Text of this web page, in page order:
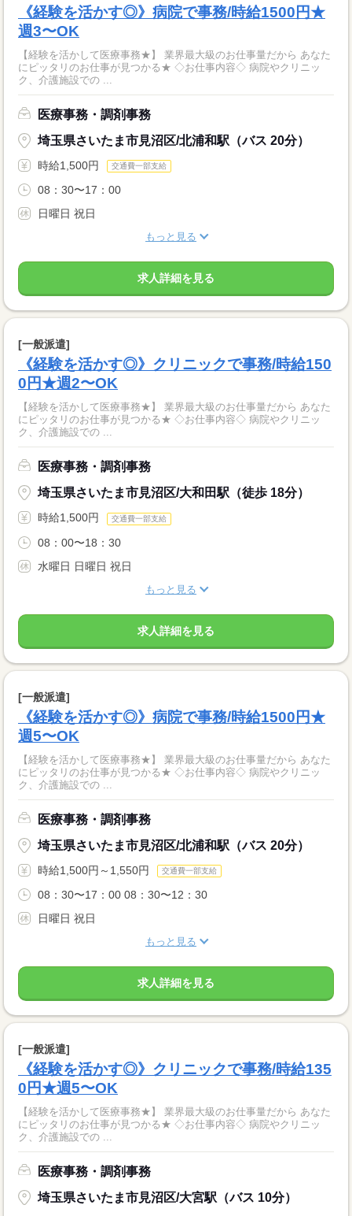
《経験を活かす◎》病院で事務/時給1500円★
週3〜OK
【経験を活かして医療事務★】 業界最大級のお仕事量だから あなた
にピッタリのお仕事が見つかる★ ◇お仕事内容◇ 病院やクリニッ
ク、介護施設での ...
医療事務・調剤事務
埼玉県さいたま市見沼区/北浦和駅（バス 20分）
時給1,500円 交通費一部支給
08：30〜17：00
日曜日 祝日
もっと見る
求人詳細を見る
[一般派遣]
《経験を活かす◎》クリニックで事務/時給150
0円★週2〜OK
【経験を活かして医療事務★】 業界最大級のお仕事量だから あなた
にピッタリのお仕事が見つかる★ ◇お仕事内容◇ 病院やクリニッ
ク、介護施設での ...
医療事務・調剤事務
埼玉県さいたま市見沼区/大和田駅（徒歩 18分）
時給1,500円 交通費一部支給
08：00〜18：30
水曜日 日曜日 祝日
もっと見る
求人詳細を見る
[一般派遣]
《経験を活かす◎》病院で事務/時給1500円★
週5〜OK
【経験を活かして医療事務★】 業界最大級のお仕事量だから あなた
にピッタリのお仕事が見つかる★ ◇お仕事内容◇ 病院やクリニッ
ク、介護施設での ...
医療事務・調剤事務
埼玉県さいたま市見沼区/北浦和駅（バス 20分）
時給1,500円～1,550円 交通費一部支給
08：30〜17：00 08：30〜12：30
日曜日 祝日
もっと見る
求人詳細を見る
[一般派遣]
《経験を活かす◎》クリニックで事務/時給135
0円★週5〜OK
【経験を活かして医療事務★】 業界最大級のお仕事量だから あなた
にピッタリのお仕事が見つかる★ ◇お仕事内容◇ 病院やクリニッ
ク、介護施設での ...
医療事務・調剤事務
埼玉県さいたま市見沼区/大宮駅（バス 10分）